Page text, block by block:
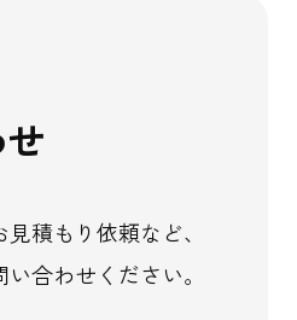
積もり依頼など、
合わせください。